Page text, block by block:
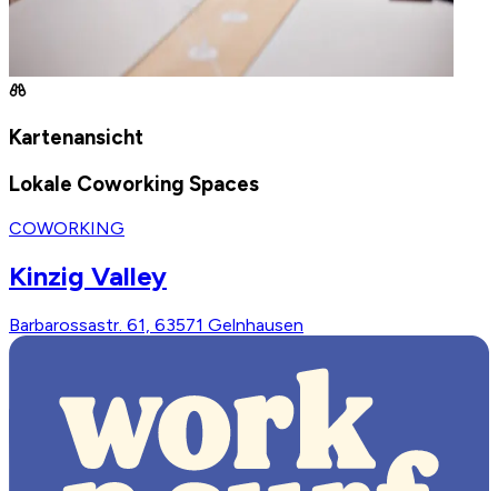
Kartenansicht
Lokale Coworking Spaces
COWORKING
Kinzig Valley
Barbarossastr. 61, 63571 Gelnhausen